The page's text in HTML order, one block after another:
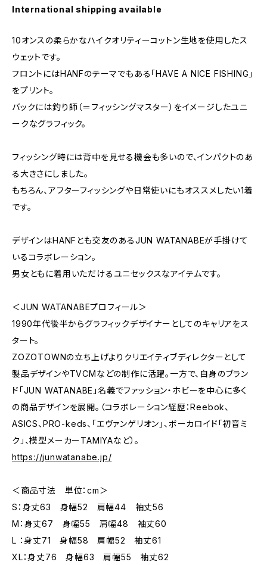
International shipping available
10オンスの柔らかなハイクオリティーコットン生地を使用したス
ウェットです。
フロントにはHANFのテーマでもある「HAVE A NICE FISHING」
をプリント。
バックには釣り師（＝フィッシングマスター）をイメージしたユニ
ークなグラフィック。
フィッシング時には背中を見せる機会も多いので、インパクトのあ
る大きさにしました。
もちろん、アフターフィッシングや日常使いにもオススメしたい1着
です。
デザインはHANFとも交友のあるJUN WATANABEが手掛けて
いるコラボレーション。
男女ともに着用いただけるユニセックスなアイテムです。
＜JUN WATANABEプロフィール＞
1990年代後半からグラフィックデザイナーとしてのキャリアをス
タート。
ZOZOTOWNの立ち上げよりクリエイティブディレクターとして
製品デザインやTVCMなどの制作に活躍。一方で、自身のブラン
ド「JUN WATANABE」名義でファッション・ホビーを中心に多く
の商品デザインを展開。（コラボレーション経歴：Reebok、
ASICS、PRO-keds、「エヴァンゲリオン」、ボーカロイド「初音ミ
ク」、模型メーカーTAMIYAなど）。
https://junwatanabe.jp/
＜商品寸法 単位：cm＞
S：身丈63 身幅52 肩幅44 袖丈56
M：身丈67 身幅55 肩幅48 袖丈60
L ：身丈71 身幅58 肩幅52 袖丈61
XL：身丈76 身幅63 肩幅55 袖丈62